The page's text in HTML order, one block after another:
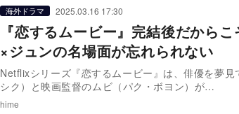
海外ドラマ 2025.03.16 17:30
『恋するムービー』完結後だから
×ジュンの名場面が忘れられない
Netflixシリーズ『恋するムービー』は、俳優を夢
シク）と映画監督のムビ（パク・ボヨン）が…
hime